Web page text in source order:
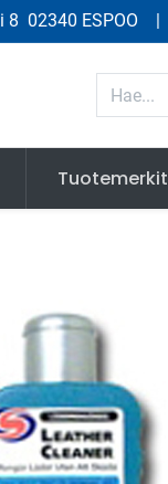
02340 ESPOO |
Tuotemerkit